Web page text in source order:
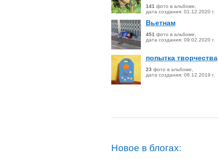
141 фото в альбоме,
дата создания: 01.12.2020 г.
Вьетнам
451 фото в альбоме,
дата создания: 09.02.2020 г.
попытка творчества
23 фото в альбоме,
дата создания: 06.12.2019 г.
2104фото в альбоме,
дата создания:
Новое в блогах: